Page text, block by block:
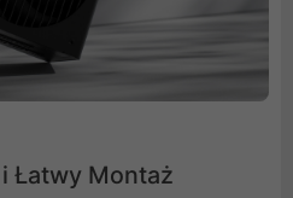
Łatwy Montaż